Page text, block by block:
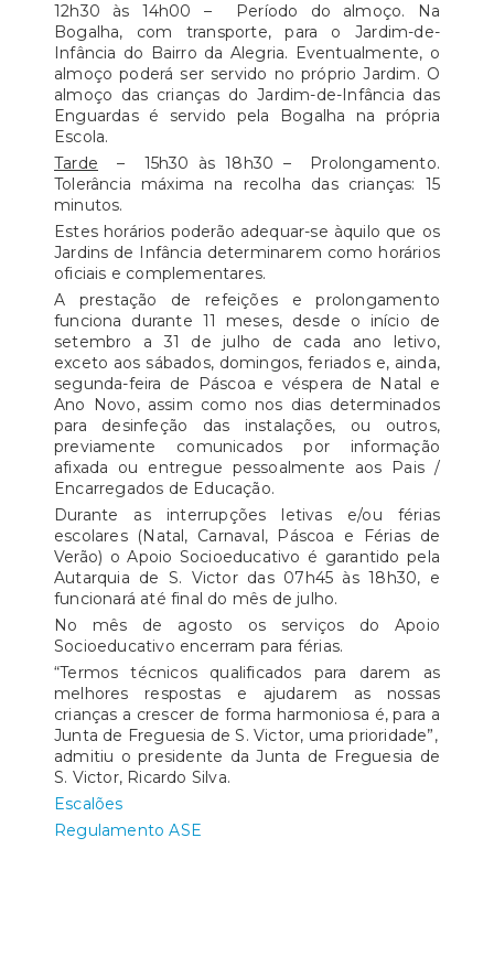
12h30 às 14h00 – Período do almoço. Na
Bogalha, com transporte, para o Jardim-de-
Infância do Bairro da Alegria. Eventualmente, o
almoço poderá ser servido no próprio Jardim. O
almoço das crianças do Jardim-de-Infância das
Enguardas é servido pela Bogalha na própria
Escola.
Tarde – 15h30 às 18h30 – Prolongamento.
Tolerância máxima na recolha das crianças: 15
minutos.
Estes horários poderão adequar-se àquilo que os
Jardins de Infância determinarem como horários
oficiais e complementares.
A prestação de refeições e prolongamento
funciona durante 11 meses, desde o início de
setembro a 31 de julho de cada ano letivo,
exceto aos sábados, domingos, feriados e, ainda,
segunda-feira de Páscoa e véspera de Natal e
Ano Novo, assim como nos dias determinados
para desinfeção das instalações, ou outros,
previamente comunicados por informação
afixada ou entregue pessoalmente aos Pais /
Encarregados de Educação.
Durante as interrupções letivas e/ou férias
escolares (Natal, Carnaval, Páscoa e Férias de
Verão) o Apoio Socioeducativo é garantido pela
Autarquia de S. Victor das 07h45 às 18h30, e
funcionará até final do mês de julho.
No mês de agosto os serviços do Apoio
Socioeducativo encerram para férias.
“Termos técnicos qualificados para darem as
melhores respostas e ajudarem as nossas
crianças a crescer de forma harmoniosa é, para a
Junta de Freguesia de S. Victor, uma prioridade”,
admitiu o presidente da Junta de Freguesia de
S. Victor, Ricardo Silva.
Escalões
Regulamento ASE